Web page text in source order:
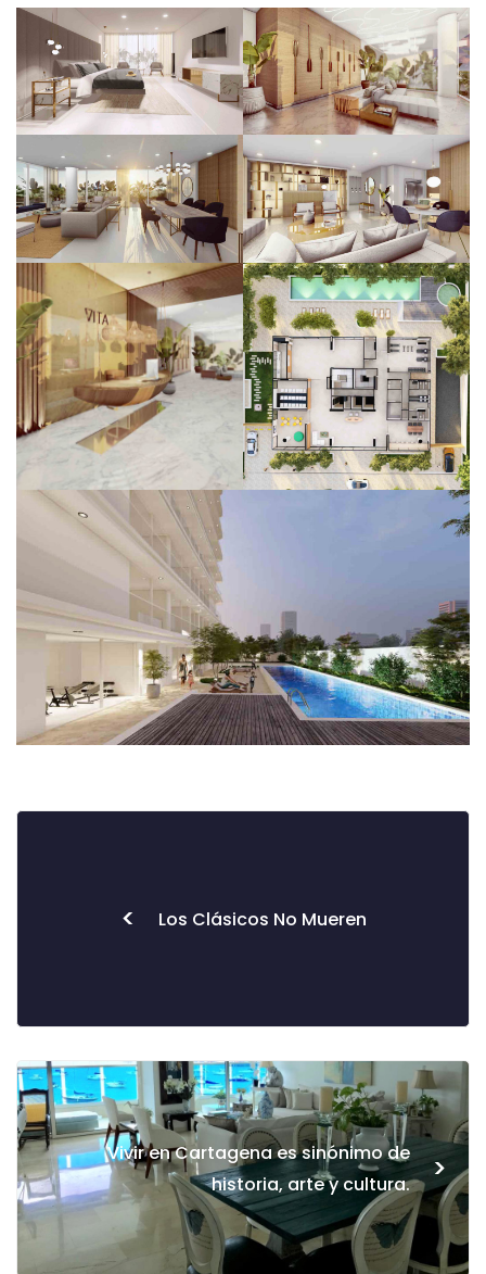
< Los Clásicos No Mueren
Vivir en Cartagena es sinónimo de
historia, arte y cultura.
>